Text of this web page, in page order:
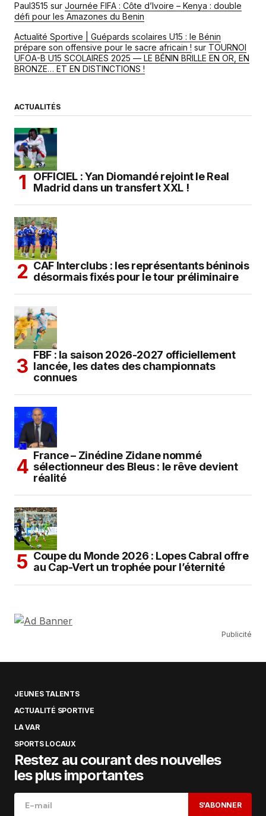
Paul3515 sur Journée FIFA : Côte d’Ivoire – Kenya : double
défi pour les Amazones du Benin
Actualité Sportive | Guépards scolaires U15 : le Bénin
prépare son offensive pour le sacre africain ! sur TOURNOI
UFOA-B U15 SCOLAIRES 2025 — LE BÉNIN BRILLE EN OR, EN
BRONZE… ET EN DISTINCTIONS !
ACTUALITÉS
OFFICIEL : Yan Diomandé rejoint le Real
Madrid dans un transfert XXL !
CAF Interclubs : les représentants béninois
désormais fixés pour le tour préliminaire
FBF : la saison 2026-2027 officiellement
lancée, les dates des championnats
connues
France – Zinédine Zidane nommé
sélectionneur des Bleus : le rêve devient
réalité
Coupe du Monde 2026 : Lopes Cabral offre
au Cap-Vert un trophée pour l’éternité
Publicité
JEUNES TALENTS
ACTUALITÉ SPORTIVE
LA VAR
SPORTS LOCAUX
Restez au courant des nouvelles
les plus importantes
S'ABONNER